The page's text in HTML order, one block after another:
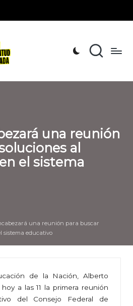
una reunión
al
el sistema
una reunión para buscar
sistema educativo
de la Nación, Alberto
a las 11 la primera reunión
del Consejo Federal de